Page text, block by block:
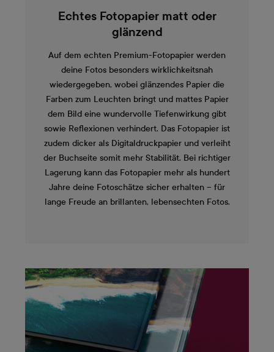
Echtes Fotopapier matt oder
glänzend
Auf dem echten Premium-Fotopapier werden
deine Fotos besonders wirklichkeitsnah
wiedergegeben, wobei glänzendes Papier die
Farben zum Leuchten bringt und mattes Papier
dem Bild eine wundervolle Tiefenwirkung gibt
sowie Reflexionen verhindert. Das Fotopapier ist
zudem dicker als Digitaldruckpapier und verleiht
der Buchseite somit mehr Stabilität. Bei richtiger
Lagerung kann das Fotopapier mehr als hundert
Jahre deine Fotoschätze sicher erhalten – für
lange Freude an brillanten, lebensechten Fotos.